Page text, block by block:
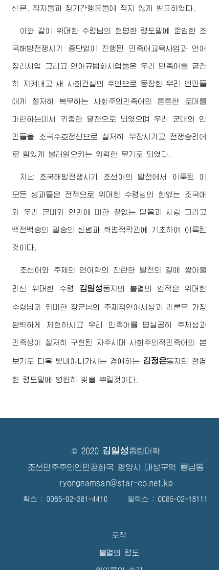
신문, 잡지들과 정기간행물들에 적지 않게 발표하였다.
이와 같이 위대한 수령님의 현명한 령도밑에 준엄한 조
국해방전쟁시기 중단없이 진행된 민족어교육사업과 언어
정리사업 그리고 언어규범화사업들은 우리 민족어를 굳건
히 지켜내고 새 사회건설의 주인으로 등장한 우리 인민들
에게 철저히 복무하는 사회주의민족어의 튼튼한 토대를
마련하는데서 귀중한 밑천으로 되였으며 우리 군대와 인
민들을 조국수호정신으로 철저히 무장시키고 전쟁승리에
로 힘있게 불러일으키는 위력한 무기로 되였다.
지난 조국해방전쟁시기 조선어의 발전에서 이룩된 이
모든 성과들은 전적으로 위대한 수령님의 한없는 조국애
와 우리 군대와 인민에 대한 끝없는 믿음과 사랑 그리고
백전백승의 필승의 신념과 혁명적락관에 기초하여 이룩된
것이다.
조선어와 주체의 언어학의 찬란한 발전의 길에 쌓아올
리신 위대한 수령 김일성동지 의 불멸의 업적은위대한
수령님 과 위대한 장군님의 주체적언어사상과 리론을 가장
완벽하게 체현하시고 우리 민족어를 명실공히 주체성과
민족성이 철저히 구현된 자주시대 사회주의적민족어의 본
보기로 더욱 빛내여나가시는 경애하는 김정은동지 의 현명
한 령도밑에 영원히 빛을 뿌릴것이다.
© 2020 김일성종합대학
조선민주주의인민공화국 평양시 대성구역 룡남동
ryongnamsan@star-co.net.kp
확스 : 0085-02-381-4410 텔렉스 : 0085-02-18111
로작
불멸의 령도